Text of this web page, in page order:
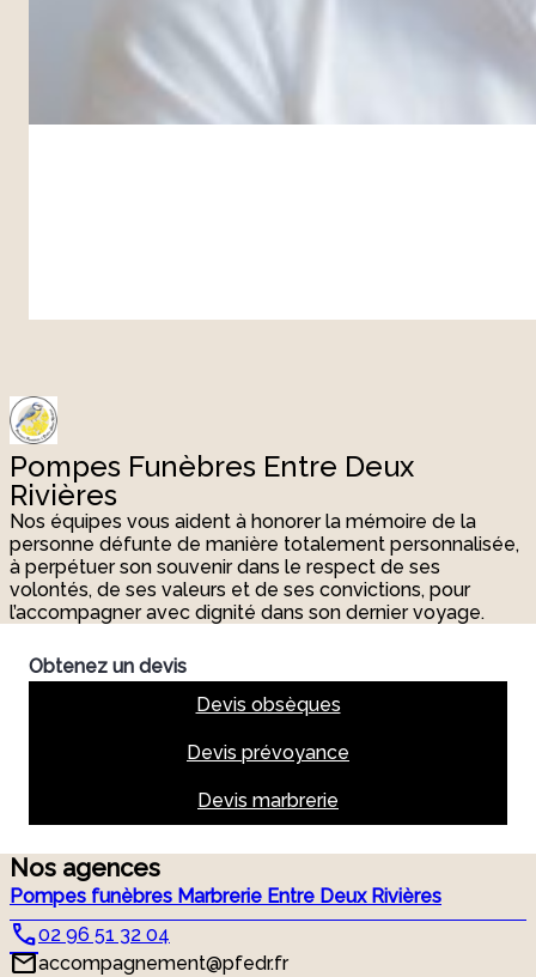
Pompes Funèbres Entre Deux
Rivières
Nos équipes vous aident à honorer la mémoire de la
personne défunte de manière totalement personnalisée,
à perpétuer son souvenir dans le respect de ses
volontés, de ses valeurs et de ses convictions, pour
l’accompagner avec dignité dans son dernier voyage.
Obtenez un devis
Devis obsèques
Devis prévoyance
Devis marbrerie
Nos agences
Pompes funèbres Marbrerie Entre Deux Rivières
02 96 51 32 04
accompagnement@pfedr.fr